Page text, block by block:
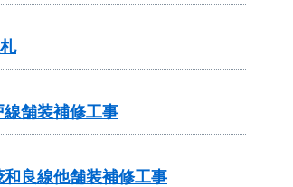
舗装補修工事
良線他舗装補修工事